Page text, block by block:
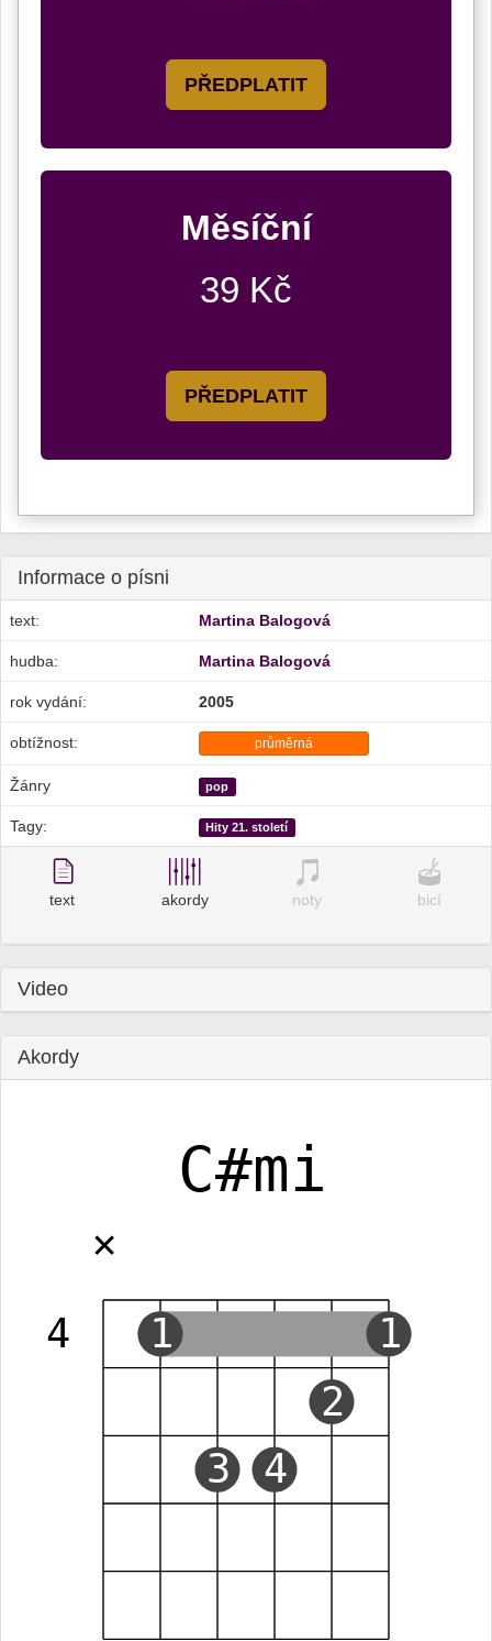
PŘEDPLATIT
Měsíční
39 Kč
PŘEDPLATIT
Informace o písni
text: Martina Balogová
hudba: Martina Balogová
rok vydání: 2005
obtížnost: průměrná
Žánry pop
Tagy: Hity 21. století
text akordy noty bicí
Video
Akordy
C#mi
4
✕
1
3 4
2
1